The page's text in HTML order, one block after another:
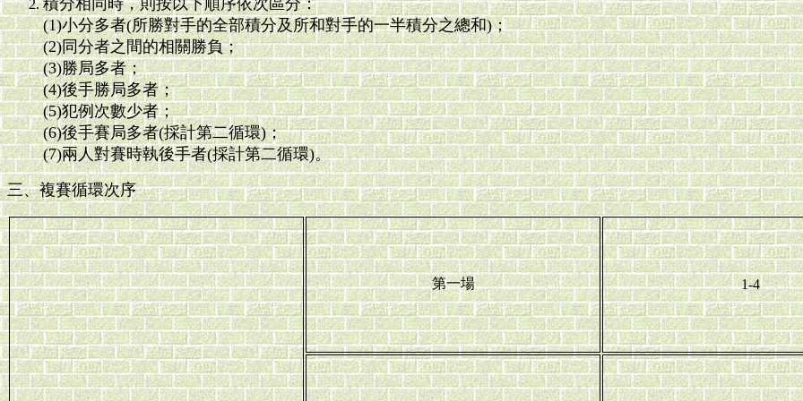
積分相同時，則按以下順序依次區分：
(1)小分多者(所勝對手的全部積分及所和對手的一半積分之總和)；
(2)同分者之間的相關勝負；
(3)勝局多者；
(4)後手勝局多者；
(5)犯例次數少者；
(6)後手賽局多者(採計第二循環)；
(7)兩人對賽時執後手者(採計第二循環)。
三、複賽循環次序
第一場 1-4